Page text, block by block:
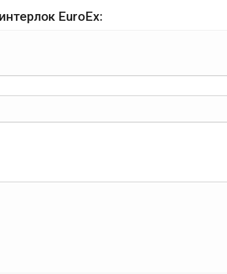
EuroEx: